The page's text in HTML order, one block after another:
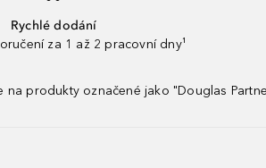
Rychlé dodání
za 1 až 2 pracovní dny¹
na produkty označené jako "Douglas